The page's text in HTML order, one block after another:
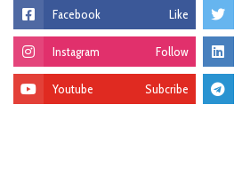
Facebook Like
Instagram Follow
Youtube Subcribe